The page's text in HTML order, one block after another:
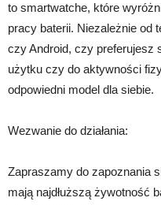
to smartwatche, które
pracy baterii. Niezależnie od
czy Android, czy preferujesz
użytku czy do aktywności
odpowiedni model dla siebie.
Wezwanie do działania:
Zapraszamy do zapoznania
mają najdłuższą żywotność